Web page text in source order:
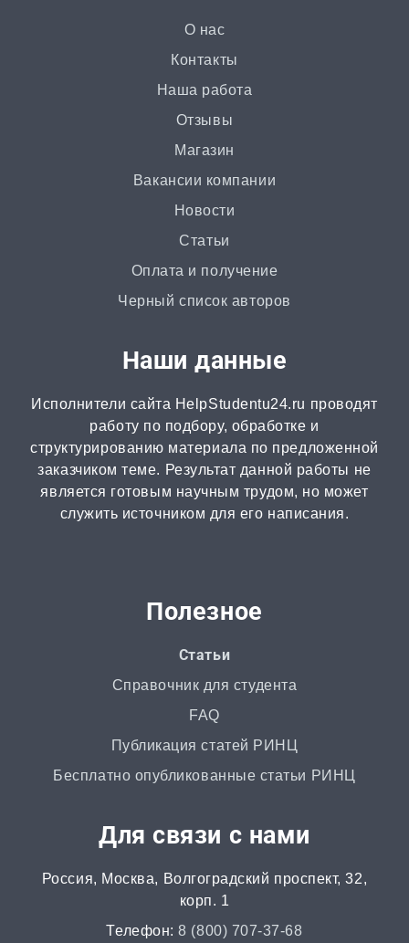
О нас
Контакты
Наша работа
Отзывы
Магазин
Вакансии компании
Новости
Статьи
Оплата и получение
Черный список авторов
Наши данные
Исполнители сайта HelpStudentu24.ru проводят
работу по подбору, обработке и
структурированию материала по предложенной
заказчиком теме. Результат данной работы не
является готовым научным трудом, но может
служить источником для его написания.
Полезное
Статьи
Справочник для студента
FAQ
Публикация статей РИНЦ
Бесплатно опубликованные статьи РИНЦ
Для связи с нами
Россия, Москва, Волгоградский проспект, 32,
корп. 1
Телефон:8 (800) 707-37-68